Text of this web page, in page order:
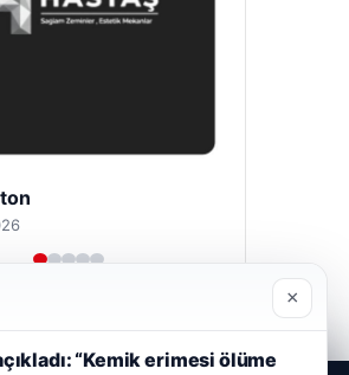
×
“Kemik erimesi ölüme